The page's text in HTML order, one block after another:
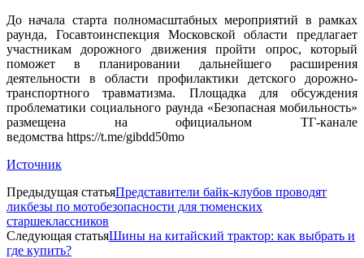
До начала старта полномасштабных мероприятий в рамках
раунда, Госавтоинспекция Московской области предлагает
участникам дорожного движения пройти опрос, который
поможет в планировании дальнейшего расширения
деятельности в области профилактики детского дорожно-
транспортного травматизма. Площадка для обсуждения
проблематики социального раунда «Безопасная мобильность»
размещена на официальном ТГ-канале
ведомства https://t.me/gibdd50mo
Источник
Предыдущая статьяПредставители байк-клубов проводят
ликбезы по мотобезопасности для тюменских
старшеклассников
Следующая статьяШины на китайский трактор: как выбрать и
где купить?